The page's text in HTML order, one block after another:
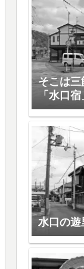
そこは三
「水口
水口の遊